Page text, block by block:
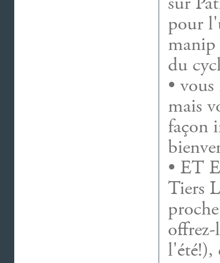
pour
manip
du
•
mais
façon
• ET
Tiers
l'été!),